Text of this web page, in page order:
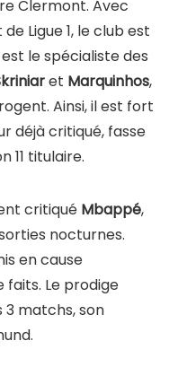
Clermont. Avec
Ligue 1, le club est
est le spécialiste des
et Marquinhos,
Ainsi, il est fort
déjà critiqué, fasse
11 titulaire.
critiqué Mbappé,
nocturnes.
en cause
Le prodige
3 matchs, son